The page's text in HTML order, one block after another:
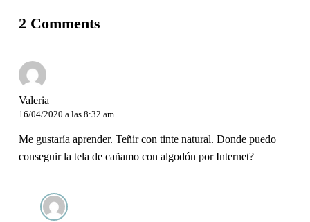
2 Comments
Valeria
16/04/2020 a las 8:32 am
Me gustaría aprender. Teñir con tinte natural. Donde puedo
conseguir la tela de cañamo con algodón por Internet?